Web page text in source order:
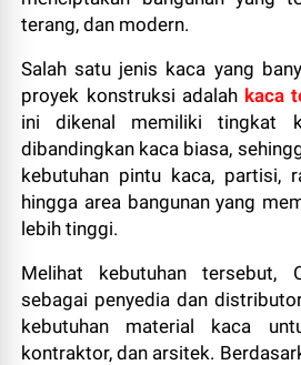
terang, dan modern.
Salah satu jenis kaca yang
proyek konstruksi adalah kaca
ini dikenal memiliki tingkat
dibandingkan kaca biasa,
kebutuhan pintu kaca, partisi,
hingga area bangunan yang
lebih tinggi.
Melihat kebutuhan tersebut,
sebagai penyedia dan
kebutuhan material kaca
kontraktor, dan arsitek.